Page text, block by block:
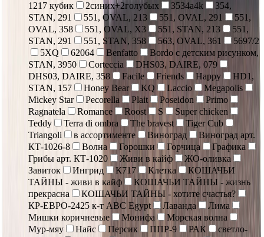
1217 кубик
2синих+2голубых 3534a4k
354,
STAN, 291
551, OVAL, 213 551, OVAL, 291
551,
OVAL, 358
551, OVAL, X3 551, STAN, 213
551,
STAN, 291
551, STAN, 358 563, OVAL, 361
5697/2
5XQ
62064 Benfatto
Bordo с детским рисунком,
STAN, 3950
Corteccia
DHS03, DAIRE, 079
DHS03, DAIRE, 358
Facile Friends Happy
HD1,
STAN, 157
Honey Bear KQ Laccio
Megapolis
Mickey Star
Pecorella Plait Poseidon
Primo
Ragnatela
Romance Roost S
Super chicken
Teddy
Terra di ombra The bravest
Tiger Cub
Triangoli
в ассортименте Виноград
Виноград арт.
КТ-1026-8
Волна Горошки Горчица
Графика
Грибы арт. КТ-1020
Живи в кайф
ЖО-оливка
Завиток
Ингрид К717 Клетка
КОШАЧЬИ
ТАЙНЫ - живи в кайф
КОШАЧЬИ ТАЙНЫ - жизнь
прекрасна
КОШАЧЬИ ТАЙНЫ - хотите счастья?
КР-ЕВРО-2425 к-т ABC Egypt
Лаванда
Лима
Мишки коричневые
Монифа
Морская волна
Мур-мяу
Найс Персик ППР-9 РАК
светло-